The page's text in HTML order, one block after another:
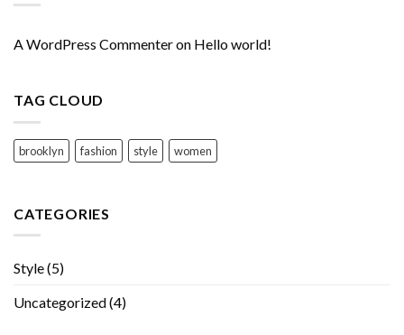
A WordPress Commenteron Hello world!
TAG CLOUD
brooklyn fashion style women
CATEGORIES
Style(5)
Uncategorized(4)